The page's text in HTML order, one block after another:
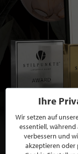
Ihre
Wir setzen auf
essentiell,
verbessern und
akzeptieren oder